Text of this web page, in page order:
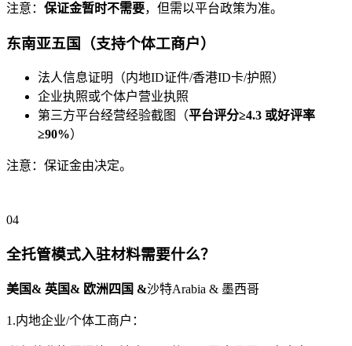
注意： 保证金暂时不需要，但需以平台政策为准。
东南亚五国 （支持个体工商户）
法人信息证明（内地ID证件/香港ID卡/护照）
企业执照或个体户营业执照
第三方平台经营经验截图（平台评分≥4.3 或好评率
≥90%）
注意：保证金由决定。
04
全托管模式入驻材料需要什么？
美国& 英国& 欧洲四国 &沙特Arabia & 墨西哥
1.内地企业/个体工商户：